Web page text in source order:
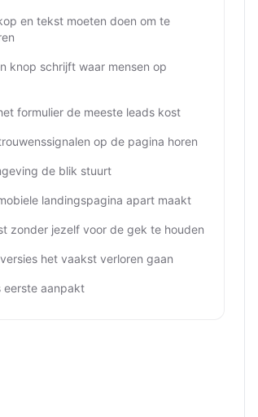
en tekst moeten doen om te
knop schrijft waar mensen op
formulier de meeste leads kost
op de pagina horen
de blik stuurt
landingspagina apart maakt
zonder jezelf voor de gek te houden
het vaakst verloren gaan
eerste aanpakt